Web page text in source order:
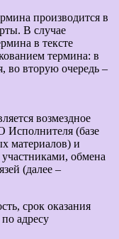
производится в
В случае
в тексте
термина: в
во вторую очередь –
возмездное
Исполнителя (базе
материалов) и
обмена
(далее –
срок оказания
адресу